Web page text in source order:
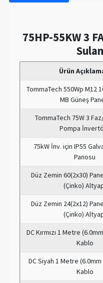
75HP-55KW 3
Ürün
TommaTech 550Wp M12
MB Güneş
TommaTech 75W 3
Pompa
75kW İnv. için IP55
Panosu
Düz Zemin 60(2x30)
(Çinko)
Düz Zemin 24(2x12)
(Çinko)
DC Kırmızı 1 Metre
Kablo
DC Siyah 1 Metre
Kablo